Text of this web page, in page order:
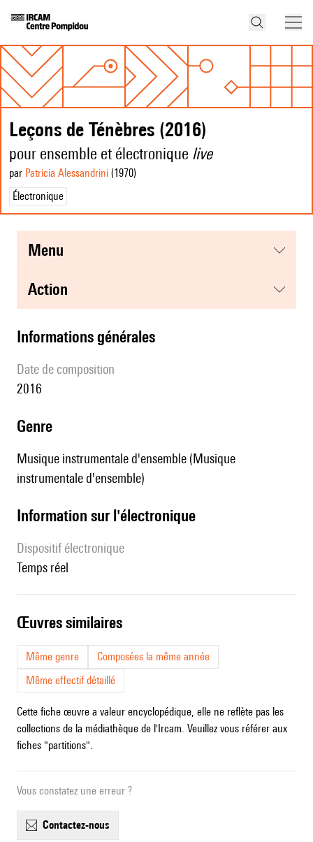
Leçons de Ténèbres (2016)
pour ensemble et électronique live
par Patricia Alessandrini (1970)
Électronique
menu
action
informations générales
date de composition
2016
genre
Musique instrumentale d'ensemble (Musique
instrumentale d'ensemble)
Information sur l'électronique
Dispositif électronique
temps réel
œuvres similaires
Même genre
Composées la même année
Même effectif détaillé
Cette fiche œuvre a valeur encyclopédique, elle ne reflète pas les
collections de la médiathèque de l'Ircam. Veuillez vous référer aux
fiches "partitions".
Vous constatez une erreur ?
contactez-nous